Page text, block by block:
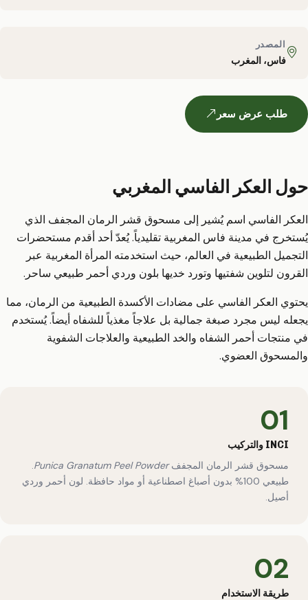
المصدر
فاس، المغرب
طلب عرض سعر
حول العكر الفاسي المغربي
العكر الفاسي اسم يُشير إلى مسحوق قشر الرمان المجفف الذي
يُستخرج في مدينة فاس المغربية تقليدياً. يُعدّ أحد أقدم مستحضرات
التجميل الطبيعية في العالم، حيث استخدمته المرأة المغربية عبر
القرون لتلوين شفتيها وتورد خديها بلون وردي أحمر طبيعي ساحر.
يحتوي العكر الفاسي على مضادات الأكسدة الطبيعية من الرمان، مما
يجعله ليس مجرد صبغة جمالية بل علاجاً مغذياً للشفاه أيضاً. يُستخدم
في منتجات أحمر الشفاه والخد الطبيعية والعلاجات الشفوية
والمسحوق العضوي.
01
INCI والتركيب
مسحوق قشر الرمان المجففPunica Granatum Peel Powder
.
طبيعي 100% بدون أصباغ اصطناعية أو مواد حافظة. لون أحمر وردي
أصيل.
02
طريقة الاستخدام